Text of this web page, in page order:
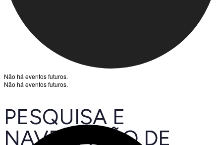
Não há eventos futuros.
Não há eventos futuros.
PESQUISA E
NAVEGAÇÃO DE